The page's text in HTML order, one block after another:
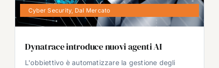
Cyber Security, Dal Mercato
Dynatrace introduce nuovi agenti AI
L'obbiettivo è automatizzare la gestione degli